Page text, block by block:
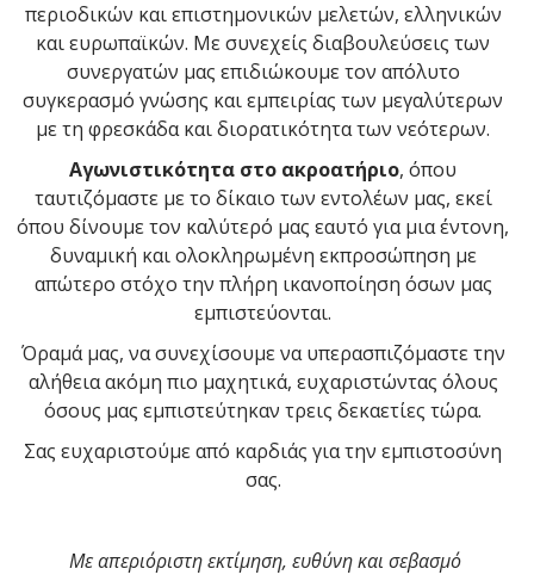
περιοδικών και επιστημονικών μελετών, ελληνικών
και ευρωπαϊκών. Με συνεχείς διαβουλεύσεις των
συνεργατών μας επιδιώκουμε τον απόλυτο
συγκερασμό γνώσης και εμπειρίας των μεγαλύτερων
με τη φρεσκάδα και διορατικότητα των νεότερων.
Αγωνιστικότητα στο ακροατήριο, όπου
ταυτιζόμαστε με το δίκαιο των εντολέων μας, εκεί
όπου δίνουμε τον καλύτερό μας εαυτό για μια έντονη,
δυναμική και ολοκληρωμένη εκπροσώπηση με
απώτερο στόχο την πλήρη ικανοποίηση όσων μας
εμπιστεύονται.
Όραμά μας, να συνεχίσουμε να υπερασπιζόμαστε την
αλήθεια ακόμη πιο μαχητικά, ευχαριστώντας όλους
όσους μας εμπιστεύτηκαν τρεις δεκαετίες τώρα.
Σας ευχαριστούμε από καρδιάς για την εμπιστοσύνη
σας.
Με απεριόριστη εκτίμηση, ευθύνη και σεβασμό